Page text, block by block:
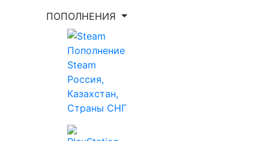
ПОПОЛНЕНИЯ
Пополнение
Steam
Россия,
Казахстан,
Страны СНГ
Укажи игру для поиска лучшей цены
Введите как минимум 2 буквы